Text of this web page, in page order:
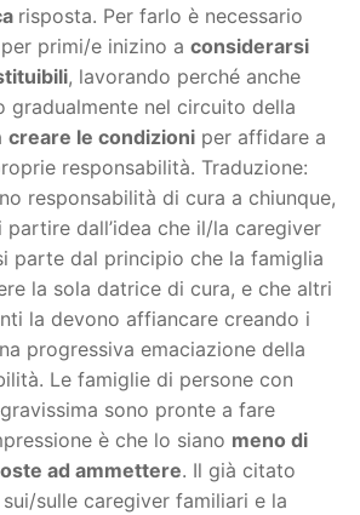
risposta. Per farlo è necessario
primi/e inizino a considerarsi
, lavorando perché anche
gradualmente nel circuito della
creare le condizioni per affidare a
responsabilità. Traduzione:
responsabilità di cura a chiunque,
dall’idea che il/la caregiver
parte dal principio che la famiglia
la sola datrice di cura, e che altri
la devono affiancare creando i
progressiva emaciazione della
Le famiglie di persone con
sono pronte a fare
è che lo siano meno di
ad ammettere. Il già citato
sulle caregiver familiari e la